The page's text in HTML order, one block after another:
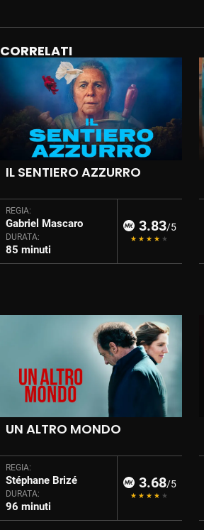
CORRELATI
IL SENTIERO AZZURRO
REGIA:
Gabriel Mascaro
DURATA:
85 minuti
3.83/5
UN ALTRO MONDO
REGIA:
Stéphane Brizé
DURATA:
96 minuti
3.68/5